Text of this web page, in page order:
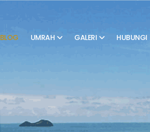
BLOG UMRAH GALERI HUBUNGI